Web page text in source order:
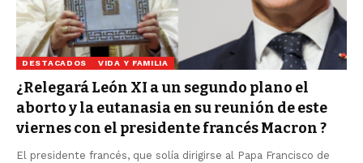
DESTACADOS VIDA Y FAMILIA
¿Relegará León XI a un segundo plano el
aborto y la eutanasia en su reunión de este
viernes con el presidente francés Macron ?
El presidente francés, que solía dirigirse al Papa Francisco de